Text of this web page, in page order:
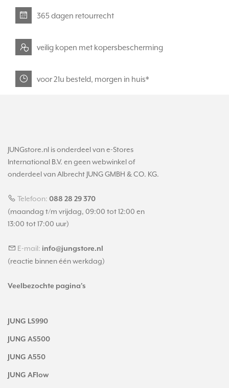
365 dagen retourrecht
veilig kopen met kopersbescherming
voor 21u besteld, morgen in huis*
JUNGstore.nl is onderdeel van e-Stores
International B.V. en geen webwinkel of
onderdeel van Albrecht JUNG GMBH & CO. KG.
Telefoon: 088 28 29 370
(maandag t/m vrijdag, 09:00 tot 12:00 en
13:00 tot 17:00 uur)
E-mail: info@jungstore.nl
(reactie binnen één werkdag)
Veelbezochte pagina's
JUNG LS990
JUNG AS500
JUNG A550
JUNG AFlow